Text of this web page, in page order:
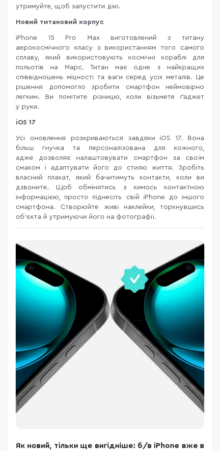
утримуйте, щоб запустити дію.
Новий титановий корпус
iPhone 15 Pro Max виготовлений з титану
аерокосмічного класу з використанням того самого
сплаву, який використовують космічні кораблі для
польотів на Марс. Титан має одне з найкращих
співвідношень міцності та ваги серед усіх металів. Це
рішення допомогло зробити смартфон неймовірно
легким. Ви помітите різницю, коли візьмете ґаджет
у руки.
iOS 17
Усі оновлення розкриваються завдяки iOS 17. Вона
більш гнучка та персоналізована для кожного,
адже дозволяє налаштовувати смартфон за своїм
смаком і адаптувати його до стилю життя. Зробіть
власний плакат, який бачитимуть контакти, коли ви
дзвоните. Щоб обмінятись з кимось контактною
інформацією, просто піднесіть свій iPhone до іншого
смартфона. Створюйте живі наклейки, торкнувшись
об’єкта й утримуючи його на фотографії.
Як новий, тільки ще вигідніше: б/в iPhone вже в